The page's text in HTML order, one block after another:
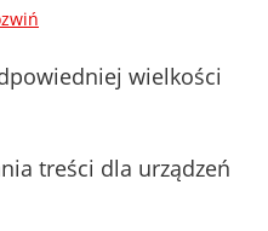
wielkości
treści dla urządzeń